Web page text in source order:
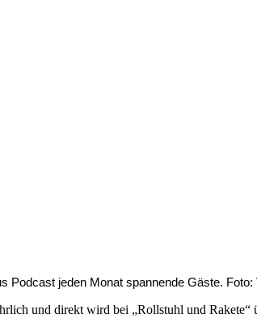
Podcast jeden Monat spannende Gäste. Foto:
und direkt wird bei „Rollstuhl und